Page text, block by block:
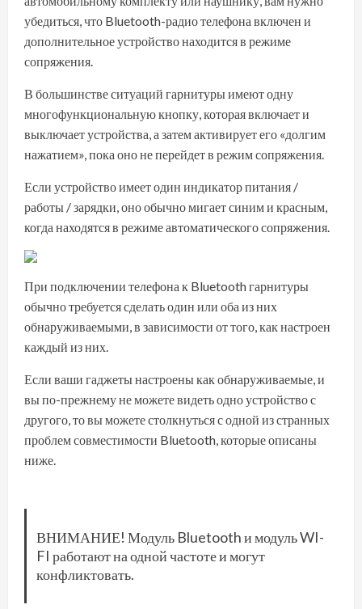
убедиться, что Bluetooth-радио телефона включен и
дополнительное устройство находится в режиме
сопряжения.
В большинстве ситуаций гарнитуры имеют одну
многофункциональную кнопку, которая включает и
выключает устройства, а затем активирует его «долгим
нажатием», пока оно не перейдет в режим сопряжения.
Если устройство имеет один индикатор питания /
работы / зарядки, оно обычно мигает синим и красным,
когда находятся в режиме автоматического сопряжения.
При подключении телефона к Bluetooth гарнитуры
обычно требуется сделать один или оба из них
обнаруживаемыми, в зависимости от того, как настроен
каждый из них.
Если ваши гаджеты настроены как обнаруживаемые, и
вы по-прежнему не можете видеть одно устройство с
другого, то вы можете столкнуться с одной из странных
проблем совместимости Bluetooth, которые описаны
ниже.
ВНИМАНИЕ! Модуль Bluetooth и модуль WI-
FI работают на одной частоте и могут
конфликтовать.